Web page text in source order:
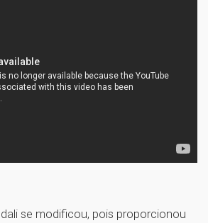
se modificou, pois proporcionou